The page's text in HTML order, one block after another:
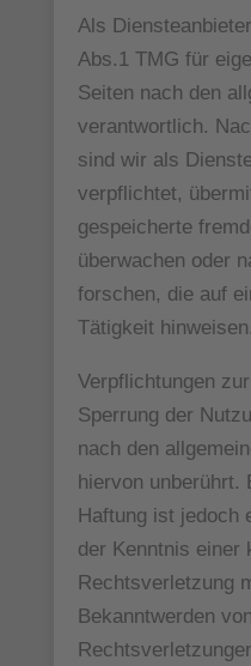
Als
Abs.1 TMG für
Seiten nach den
verantwortlich.
sind wir als
verpflichtet,
gespeicherte
überwachen oder
forschen, die auf
Tätigkeit hinweisen.
Verpflichtungen
Sperrung der
nach den
hiervon unberührt.
Haftung ist jedoch
der Kenntnis einer
Rechtsverletzung
Bekanntwerden